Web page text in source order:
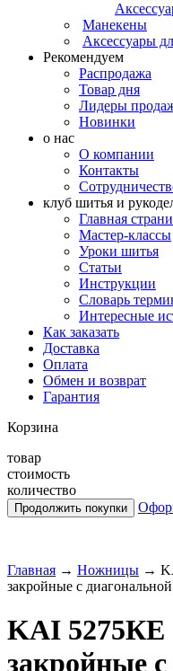
Манекены
Аксессуары
Рекомендуем
Распродажа
Товар дня
Лидеры
Новинки
о нас
О компании
Контакты
клуб шитья и
Главная
Мастер-классы
Уроки шитья
Статьи
Инструкции
Словарь
Интересные
Как заказать
Доставка
Оплата
Обмен и возврат
Гарантия
Корзина
товар
стоимость
количество
Главная → Ножницы →
закройные с
KAI
закройные